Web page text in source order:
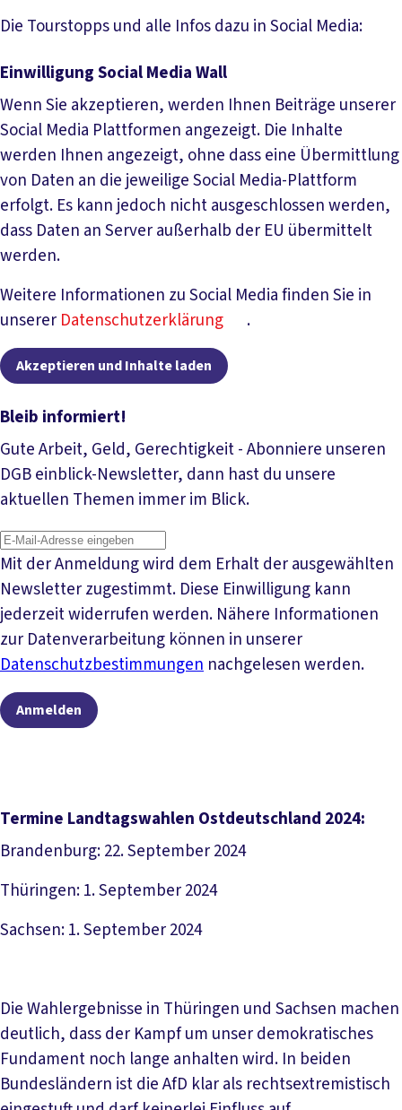
Die Tourstopps und alle Infos dazu in Social Media:
Einwilligung Social Media Wall
Wenn Sie akzeptieren, werden Ihnen Beiträge unserer
Social Media Plattformen angezeigt. Die Inhalte
werden Ihnen angezeigt, ohne dass eine Übermittlung
von Daten an die jeweilige Social Media-Plattform
erfolgt. Es kann jedoch nicht ausgeschlossen werden,
dass Daten an Server außerhalb der EU übermittelt
werden.
Weitere Informationen zu Social Media finden Sie in
unserer Datenschutzerklärung .
Akzeptieren und Inhalte laden
Bleib informiert!
Gute Arbeit, Geld, Gerechtigkeit - Abonniere unseren
DGB einblick-Newsletter, dann hast du unsere
aktuellen Themen immer im Blick.
Mit der Anmeldung wird dem Erhalt der ausgewählten
Newsletter zugestimmt. Diese Einwilligung kann
jederzeit widerrufen werden. Nähere Informationen
zur Datenverarbeitung können in unserer
Datenschutzbestimmungen nachgelesen werden.
Anmelden
Termine Landtagswahlen Ostdeutschland 2024:
Brandenburg: 22. September 2024
Thüringen: 1. September 2024
Sachsen: 1. September 2024
Die Wahlergebnisse in Thüringen und Sachsen machen
deutlich, dass der Kampf um unser demokratisches
Fundament noch lange anhalten wird. In beiden
Bundesländern ist die AfD klar als rechtsextremistisch